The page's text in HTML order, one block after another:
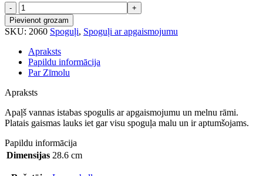
Norline
Libra
spogulis
d-
1000mm
daudzums
Pievienot grozam
SKU: 2060 Spoguļi, Spoguļi ar apgaismojumu
Apraksts
Papildu informācija
Par Zīmolu
Apraksts
Apaļš vannas istabas spogulis ar apgaismojumu un melnu rāmi.
Platais gaismas lauks iet gar visu spoguļa malu un ir aptumšojams.
Papildu informācija
Dimensijas 28.6 cm